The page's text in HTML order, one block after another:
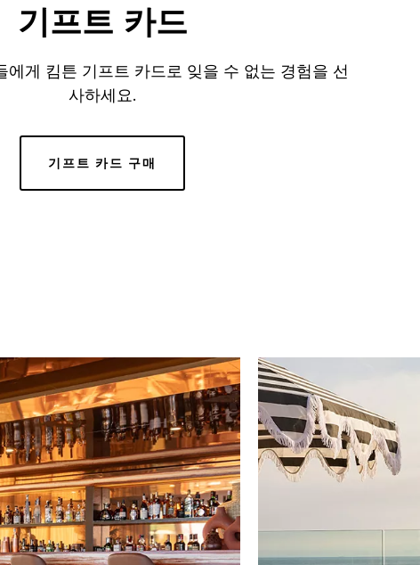
기프트 카드
에게 킴튼 기프트 카드로 잊을 수 없는 경험을 선
사하세요.
기프트 카드 구매